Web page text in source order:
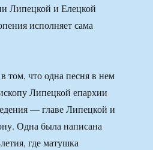
Липецкой и Елецкой
исполняет сама
том, что одна песня в нем
Липецкой епархии
— главе Липецкой и
Одна была написана
где матушка